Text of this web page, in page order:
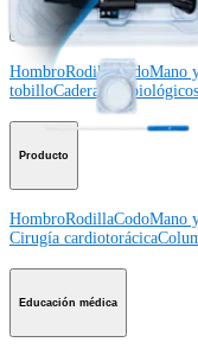
Procedimiento
HombroRodillaCodoMano
tobilloCaderaOrtobiológicos
Producto
HombroRodillaCodoMano
Cirugía cardiotorácica
Educación médica